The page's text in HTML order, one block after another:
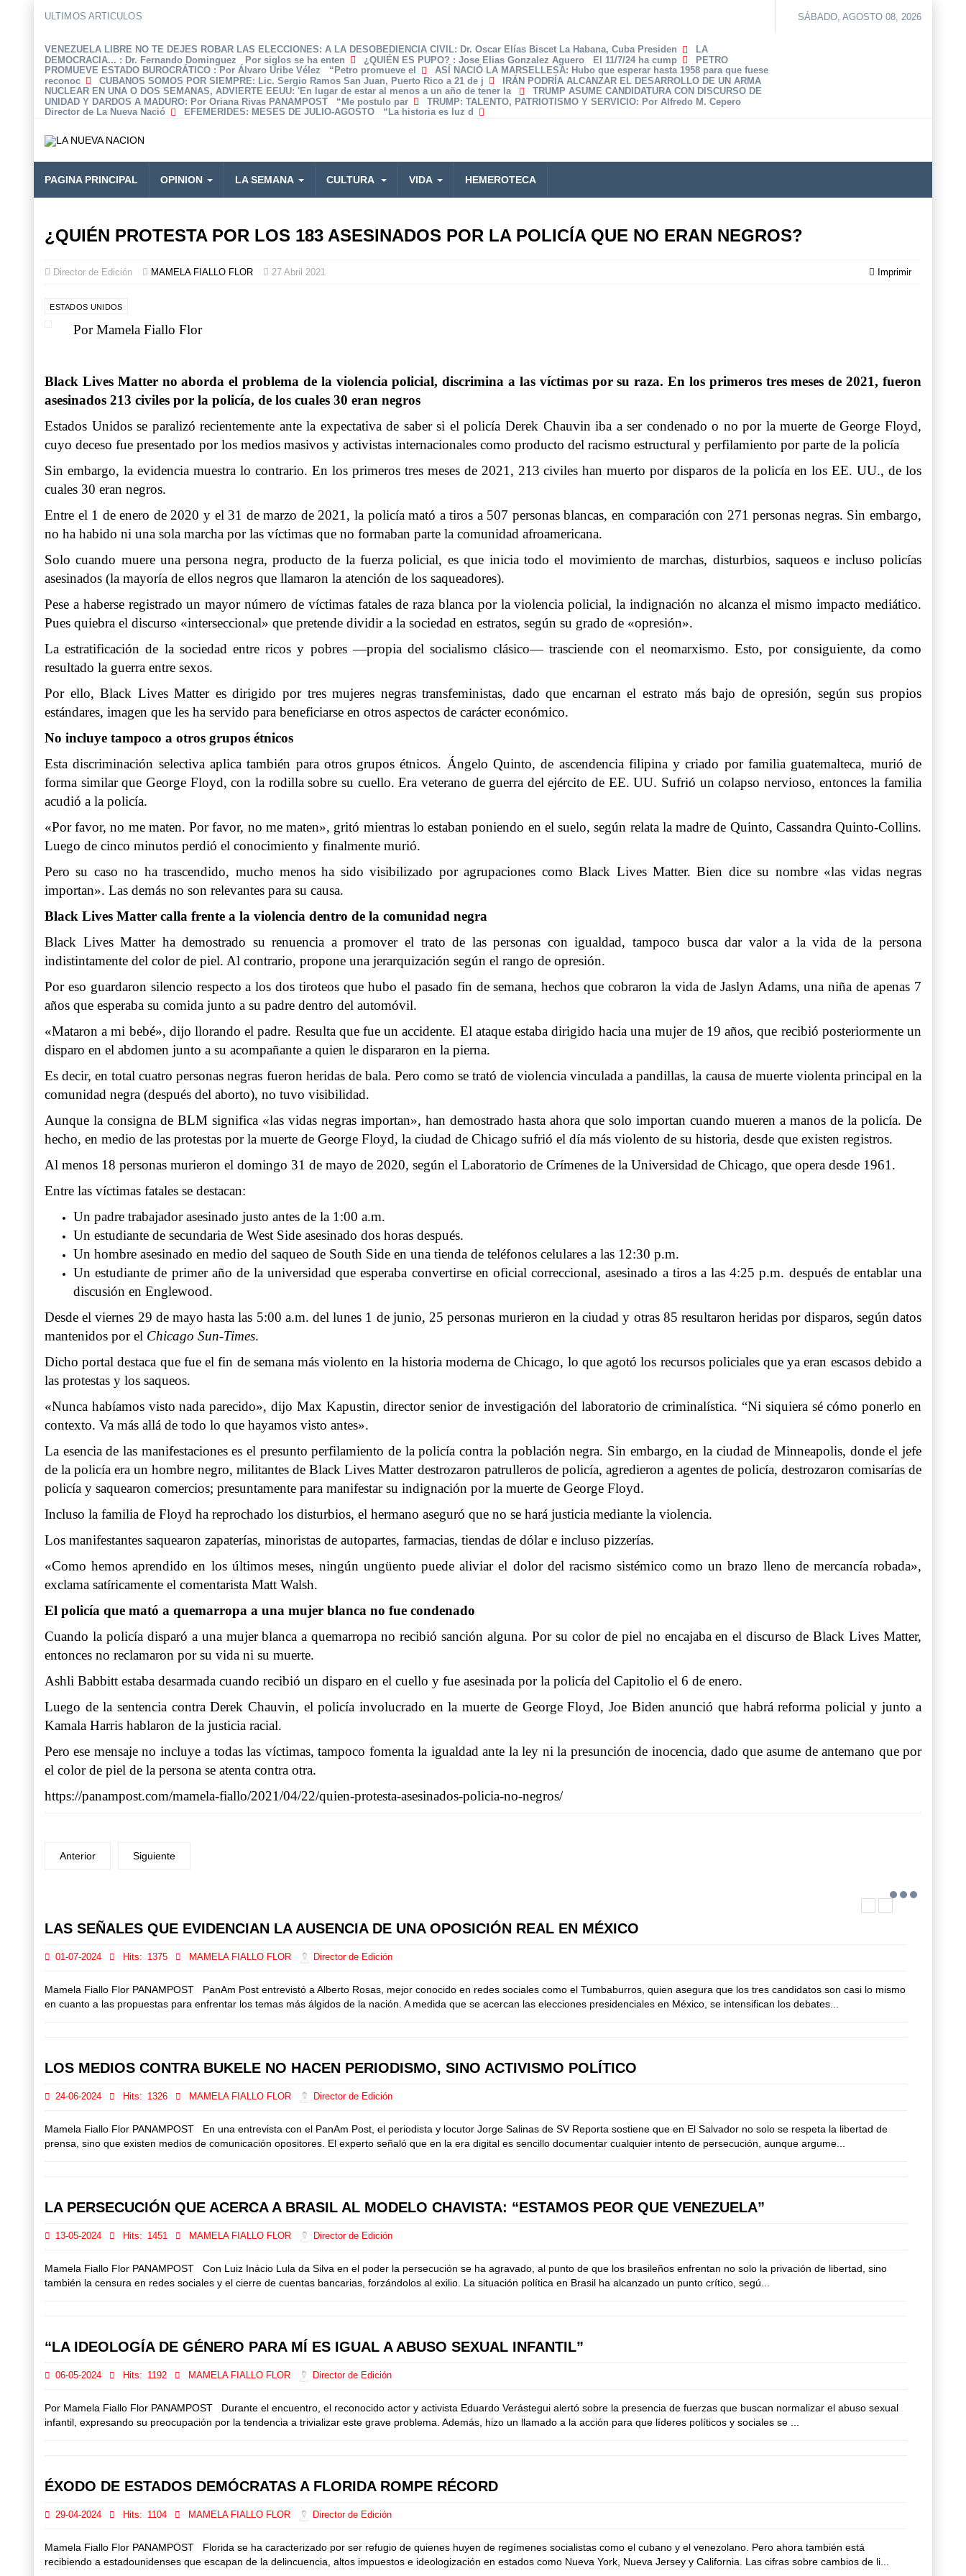
ULTIMOS ARTICULOS
VENEZUELA LIBRE NO TE DEJES ROBAR LAS ELECCIONES: A LA DESOBEDIENCIA CIVIL: Dr. Oscar Elías Biscet La Habana, Cuba Presiden
LA
DEMOCRACIA... : Dr. Fernando Dominguez Por siglos se ha enten ¿QUIÉN ES PUPO? : Jose Elias Gonzalez Aguero El 11/7/24 ha cump
PETRO
PROMUEVE ESTADO BUROCRÁTICO : Por Álvaro Uribe Vélez “Petro promueve el ASÍ NACIÓ LA MARSELLESA: Hubo que esperar hasta 1958 para que fuese
reconoc
CUBANOS SOMOS POR SIEMPRE: Lic. Sergio Ramos San Juan, Puerto Rico a 21 de j
IRÁN PODRÍA ALCANZAR EL DESARROLLO DE UN ARMA
NUCLEAR EN UNA O DOS SEMANAS, ADVIERTE EEUU: 'En lugar de estar al menos a un año de tener la
TRUMP ASUME CANDIDATURA CON DISCURSO DE
UNIDAD Y DARDOS A MADURO: Por Oriana Rivas PANAMPOST “Me postulo par TRUMP: TALENTO, PATRIOTISMO Y SERVICIO: Por Alfredo M. Cepero
Director de La Nueva Nació
EFEMERIDES: MESES DE JULIO-AGOSTO “La historia es luz d
SÁBADO, AGOSTO 08, 2026
PAGINA PRINCIPAL OPINION LA SEMANA CULTURA VIDA HEMEROTECA
¿QUIÉN PROTESTA POR LOS 183 ASESINADOS POR LA POLICÍA QUE NO ERAN NEGROS?
Imprimir
Director de Edición MAMELA FIALLO FLOR 27 Abril 2021
ESTADOS UNIDOS
Por Mamela Fiallo Flor
Black Lives Matter no aborda el problema de la violencia policial, discrimina a las víctimas por su raza. En los primeros tres meses de 2021, fueron
asesinados 213 civiles por la policía, de los cuales 30 eran negros
Estados Unidos se paralizó recientemente ante la expectativa de saber si el policía Derek Chauvin iba a ser condenado o no por la muerte de George Floyd,
cuyo deceso fue presentado por los medios masivos y activistas internacionales como producto del racismo estructural y perfilamiento por parte de la policía
Sin embargo, la evidencia muestra lo contrario. En los primeros tres meses de 2021, 213 civiles han muerto por disparos de la policía en los EE. UU., de los
cuales 30 eran negros.
Entre el 1 de enero de 2020 y el 31 de marzo de 2021, la policía mató a tiros a 507 personas blancas, en comparación con 271 personas negras. Sin embargo,
no ha habido ni una sola marcha por las víctimas que no formaban parte la comunidad afroamericana.
Solo cuando muere una persona negra, producto de la fuerza policial, es que inicia todo el movimiento de marchas, disturbios, saqueos e incluso policías
asesinados (la mayoría de ellos negros que llamaron la atención de los saqueadores).
Pese a haberse registrado un mayor número de víctimas fatales de raza blanca por la violencia policial, la indignación no alcanza el mismo impacto mediático.
Pues quiebra el discurso «interseccional» que pretende dividir a la sociedad en estratos, según su grado de «opresión».
La estratificación de la sociedad entre ricos y pobres —propia del socialismo clásico— trasciende con el neomarxismo. Esto, por consiguiente, da como
resultado la guerra entre sexos.
Por ello, Black Lives Matter es dirigido por tres mujeres negras transfeministas, dado que encarnan el estrato más bajo de opresión, según sus propios
estándares, imagen que les ha servido para beneficiarse en otros aspectos de carácter económico.
No incluye tampoco a otros grupos étnicos
Esta discriminación selectiva aplica también para otros grupos étnicos. Ángelo Quinto, de ascendencia filipina y criado por familia guatemalteca, murió de
forma similar que George Floyd, con la rodilla sobre su cuello. Era veterano de guerra del ejército de EE. UU. Sufrió un colapso nervioso, entonces la familia
acudió a la policía.
«Por favor, no me maten. Por favor, no me maten», gritó mientras lo estaban poniendo en el suelo, según relata la madre de Quinto, Cassandra Quinto-Collins.
Luego de cinco minutos perdió el conocimiento y finalmente murió.
Pero su caso no ha trascendido, mucho menos ha sido visibilizado por agrupaciones como Black Lives Matter. Bien dice su nombre «las vidas negras
importan». Las demás no son relevantes para su causa.
Black Lives Matter calla frente a la violencia dentro de la comunidad negra
Black Lives Matter ha demostrado su renuencia a promover el trato de las personas con igualdad, tampoco busca dar valor a la vida de la persona
indistintamente del color de piel. Al contrario, propone una jerarquización según el rango de opresión.
Por eso guardaron silencio respecto a los dos tiroteos que hubo el pasado fin de semana, hechos que cobraron la vida de Jaslyn Adams, una niña de apenas 7
años que esperaba su comida junto a su padre dentro del automóvil.
«Mataron a mi bebé», dijo llorando el padre. Resulta que fue un accidente. El ataque estaba dirigido hacia una mujer de 19 años, que recibió posteriormente un
disparo en el abdomen junto a su acompañante a quien le dispararon en la pierna.
Es decir, en total cuatro personas negras fueron heridas de bala. Pero como se trató de violencia vinculada a pandillas, la causa de muerte violenta principal en la
comunidad negra (después del aborto), no tuvo visibilidad.
Aunque la consigna de BLM significa «las vidas negras importan», han demostrado hasta ahora que solo importan cuando mueren a manos de la policía. De
hecho, en medio de las protestas por la muerte de George Floyd, la ciudad de Chicago sufrió el día más violento de su historia, desde que existen registros.
Al menos 18 personas murieron el domingo 31 de mayo de 2020, según el Laboratorio de Crímenes de la Universidad de Chicago, que opera desde 1961.
Entre las víctimas fatales se destacan:
Un padre trabajador asesinado justo antes de la 1:00 a.m.
Un estudiante de secundaria de West Side asesinado dos horas después.
Un hombre asesinado en medio del saqueo de South Side en una tienda de teléfonos celulares a las 12:30 p.m.
Un estudiante de primer año de la universidad que esperaba convertirse en oficial correccional, asesinado a tiros a las 4:25 p.m. después de entablar una
discusión en Englewood.
Desde el viernes 29 de mayo hasta las 5:00 a.m. del lunes 1 de junio, 25 personas murieron en la ciudad y otras 85 resultaron heridas por disparos, según datos
mantenidos por el Chicago Sun-Times.
Dicho portal destaca que fue el fin de semana más violento en la historia moderna de Chicago, lo que agotó los recursos policiales que ya eran escasos debido a
las protestas y los saqueos.
«Nunca habíamos visto nada parecido», dijo Max Kapustin, director senior de investigación del laboratorio de criminalística. “Ni siquiera sé cómo ponerlo en
contexto. Va más allá de todo lo que hayamos visto antes».
La esencia de las manifestaciones es el presunto perfilamiento de la policía contra la población negra. Sin embargo, en la ciudad de Minneapolis, donde el jefe
de la policía era un hombre negro, militantes de Black Lives Matter destrozaron patrulleros de policía, agredieron a agentes de policía, destrozaron comisarías de
policía y saquearon comercios; presuntamente para manifestar su indignación por la muerte de George Floyd.
Incluso la familia de Floyd ha reprochado los disturbios, el hermano aseguró que no se hará justicia mediante la violencia.
Los manifestantes saquearon zapaterías, minoristas de autopartes, farmacias, tiendas de dólar e incluso pizzerías.
«Como hemos aprendido en los últimos meses, ningún ungüento puede aliviar el dolor del racismo sistémico como un brazo lleno de mercancía robada»,
exclama satíricamente el comentarista Matt Walsh.
El policía que mató a quemarropa a una mujer blanca no fue condenado
Cuando la policía disparó a una mujer blanca a quemarropa no recibió sanción alguna. Por su color de piel no encajaba en el discurso de Black Lives Matter,
entonces no reclamaron por su vida ni su muerte.
Ashli ​​Babbitt estaba desarmada cuando recibió un disparo en el cuello y fue asesinada por la policía del Capitolio el 6 de enero.
Luego de la sentencia contra Derek Chauvin, el policía involucrado en la muerte de George Floyd, Joe Biden anunció que habrá reforma policial y junto a
Kamala Harris hablaron de la justicia racial.
Pero ese mensaje no incluye a todas las víctimas, tampoco fomenta la igualdad ante la ley ni la presunción de inocencia, dado que asume de antemano que por
el color de piel de la persona se atenta contra otra.
https://panampost.com/mamela-fiallo/2021/04/22/quien-protesta-asesinados-policia-no-negros/
Anterior Siguiente
LAS SEÑALES QUE EVIDENCIAN LA AUSENCIA DE UNA OPOSICIÓN REAL EN MÉXICO
01-07-2024 Hits: 1375 MAMELA FIALLO FLOR Director de Edición
Mamela Fiallo Flor PANAMPOST PanAm Post entrevistó a Alberto Rosas, mejor conocido en redes sociales como el Tumbaburros, quien asegura que los tres candidatos son casi lo mismo
en cuanto a las propuestas para enfrentar los temas más álgidos de la nación. A medida que se acercan las elecciones presidenciales en México, se intensifican los debates...
LOS MEDIOS CONTRA BUKELE NO HACEN PERIODISMO, SINO ACTIVISMO POLÍTICO
24-06-2024 Hits: 1326 MAMELA FIALLO FLOR Director de Edición
Mamela Fiallo Flor PANAMPOST En una entrevista con el PanAm Post, el periodista y locutor Jorge Salinas de SV Reporta sostiene que en El Salvador no solo se respeta la libertad de
prensa, sino que existen medios de comunicación opositores. El experto señaló que en la era digital es sencillo documentar cualquier intento de persecución, aunque argume...
LA PERSECUCIÓN QUE ACERCA A BRASIL AL MODELO CHAVISTA: “ESTAMOS PEOR QUE VENEZUELA”
13-05-2024 Hits: 1451 MAMELA FIALLO FLOR Director de Edición
Mamela Fiallo Flor PANAMPOST Con Luiz Inácio Lula da Silva en el poder la persecución se ha agravado, al punto de que los brasileños enfrentan no solo la privación de libertad, sino
también la censura en redes sociales y el cierre de cuentas bancarias, forzándolos al exilio. La situación política en Brasil ha alcanzado un punto crítico, segú...
“LA IDEOLOGÍA DE GÉNERO PARA MÍ ES IGUAL A ABUSO SEXUAL INFANTIL”
06-05-2024 Hits: 1192 MAMELA FIALLO FLOR Director de Edición
Por Mamela Fiallo Flor PANAMPOST Durante el encuentro, el reconocido actor y activista Eduardo Verástegui alertó sobre la presencia de fuerzas que buscan normalizar el abuso sexual
infantil, expresando su preocupación por la tendencia a trivializar este grave problema. Además, hizo un llamado a la acción para que líderes políticos y sociales se ...
ÉXODO DE ESTADOS DEMÓCRATAS A FLORIDA ROMPE RÉCORD
29-04-2024 Hits: 1104 MAMELA FIALLO FLOR Director de Edición
Mamela Fiallo Flor PANAMPOST Florida se ha caracterizado por ser refugio de quienes huyen de regímenes socialistas como el cubano y el venezolano. Pero ahora también está
recibiendo a estadounidenses que escapan de la delincuencia, altos impuestos e ideologización en estados como Nueva York, Nueva Jersey y California. Las cifras sobre cambios de li...